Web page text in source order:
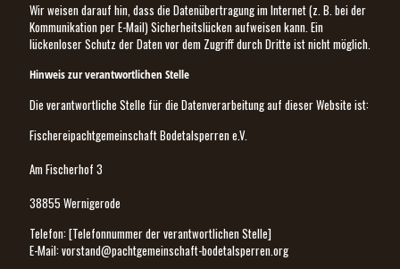
Wir weisen darauf hin, dass die Datenübertragung im Internet (z. B. bei der
Kommunikation per E-Mail) Sicherheitslücken aufweisen kann. Ein
lückenloser Schutz der Daten vor dem Zugriff durch Dritte ist nicht möglich.
Hinweis zur verantwortlichen Stelle
Die verantwortliche Stelle für die Datenverarbeitung auf dieser Website ist:
Fischereipachtgemeinschaft Bodetalsperren e.V.
Am Fischerhof 3
38855 Wernigerode
Telefon: [Telefonnummer der verantwortlichen Stelle]
E-Mail: vorstand@pachtgemeinschaft-bodetalsperren.org